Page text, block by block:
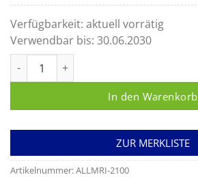
Verfügbarkeit: aktuell vorrätig
Verwendbar bis: 30.06.2030
In den Warenkorb
ZUR MERKLISTE
Artikelnummer:ALLMRI-2100